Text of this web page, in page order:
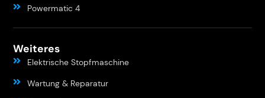
Powermatic 4
Weiteres
Elektrische Stopfmaschine
Wartung & Reparatur